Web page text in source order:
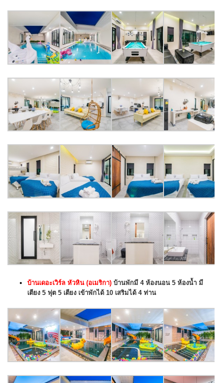
บ้านเดอะเวิร์ล หัวหิน (อเมริกา) บ้านพักมี 4 ห้องนอน 5 ห้องน้ำ มี
เตียง 5 ฟุต 5 เตียง เข้าพักได้ 10 เสริมได้ 4 ท่าน